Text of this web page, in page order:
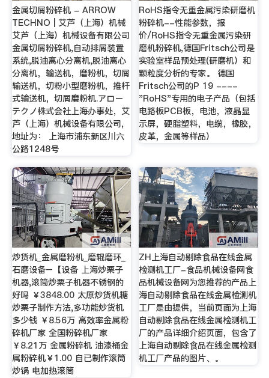
金属切屑粉碎机 - ARROW
TECHNO | 艾芦（上海）机械
艾芦（上海）机械设备有限公司
金属切屑粉碎机,自动排屑装置
系统,脱油离心分离机,脱油离心
分离机，输送机，磨粉机，切屑
输送机，切粉小型磨粉机，推杆
式输送机，切屑磨粉机.アロー
テクノ株式会社上海办事处，艾
芦（上海）机械设备有限公司,
地址为： 上海市浦东新区川六
公路1248号
RoHS指令无重金属污染研磨机
粉碎机--性能参数，报
价/RoHS指令无重金属污染研
磨机粉碎机,德国Fritsch公司是
实验室样品预处理(研磨机）和
颗粒度分析的专家。 德国
Fritsch公司的P 19 ----
"RoHS"专用的电子产品（包括
电路板PCB板，电池，液晶显
示屏，硬脂塑料，电缆，橡胶，
皮革，金属等样品）
炒货机_金属磨粉机_磨辊磨环_
石磨设备–【设备 上海炒栗子
机器,滚筒炒栗子机器不锈钢的
好吗 ￥3848.00 太原炒货机糖
炒栗子制作方法,多功能炒货机
多少钱 ￥8.56万 高效率金属粉
碎机厂家 全国粉碎机厂家
￥8.21万 金属粉碎机 油漆桶金
属粉碎机￥1.00 自已制作滚筒
炒锅 电加热滚筒
ZH上海自动剔除食品在线金属
检测机工厂-食品机械设备网食
品机械设备网为您推荐的产品上
海自动剔除食品在线金属检测机
工厂是由提供，当前页面为上海
自动剔除食品在线金属检测机工
厂的产品详细介绍页面，包含了
上海自动剔除食品在线金属检测
机工厂产品的图片、。